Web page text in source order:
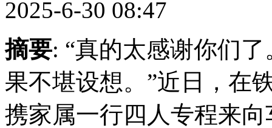
2025-6-30 08:47
摘要: “真的太感谢你们
果不堪设想。”近日，在
携家属一行四人专程来